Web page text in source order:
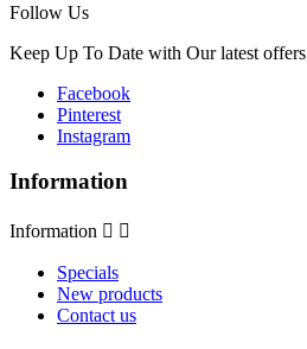
Follow Us
Keep Up To Date with Our latest offers
Facebook
Pinterest
Instagram
Information
Information  
Specials
New products
Contact us